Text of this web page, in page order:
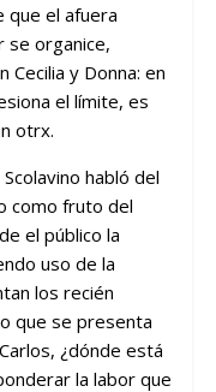
que el afuera
se organice,
y Donna: en
el límite, es
otrx.
habló del
como fruto del
el público la
uso de la
los recién
que se presenta
¿dónde está
la labor que